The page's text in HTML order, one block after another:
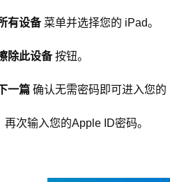
有设备菜单并选择您的 iPad。
除此设备按钮。
一篇 确认无需密码即可进入您的
再次输入您的Apple ID密码。